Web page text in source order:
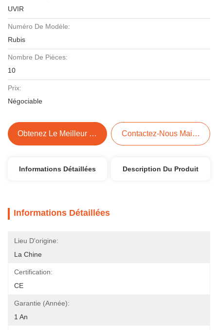
UVIR
Numéro De Modèle:
Rubis
Nombre De Pièces:
10
Prix:
Négociable
Obtenez Le Meilleur Prix Contactez-Nous Maintenant
Informations Détaillées Description Du Produit
Informations Détaillées
Lieu D'origine:
La Chine
Certification:
CE
Garantie (année):
1 An